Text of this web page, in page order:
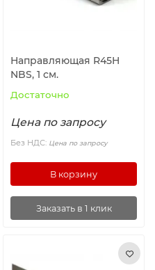
Направляющая R45H
NBS, 1 см.
Достаточно
Цена по запросу
Без НДС: Цена по запросу
В корзину
Заказать в 1 клик